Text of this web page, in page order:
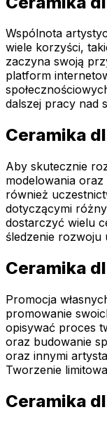
Wspólnota
wiele korzyści,
zaczyna swoją
platform
dalszej pracy nad
Ceramika
Aby skutecznie
modelowania
również
dotyczącymi
dostarczyć wielu
śledzenie rozwoju
Ceramika
Promocja
promowanie
opisywać proces
oraz budowanie
oraz innymi
Tworzenie
Ceramika